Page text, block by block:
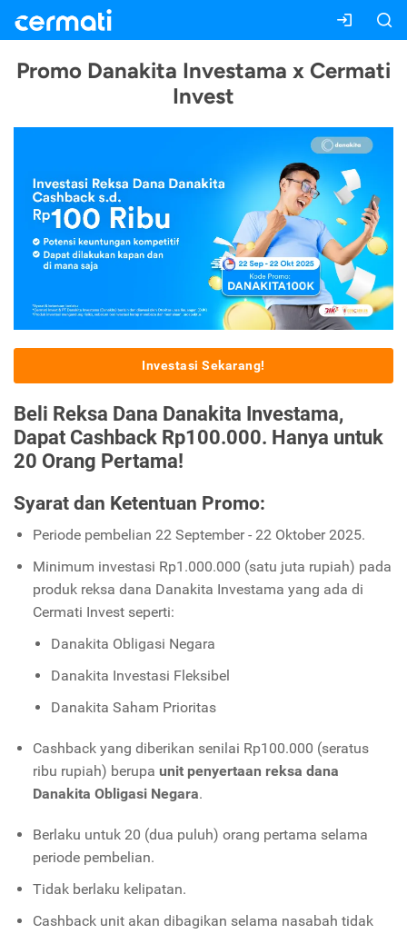
Promo Danakita Investama x Cermati
Invest
Investasi Sekarang!
Beli Reksa Dana Danakita Investama,
Dapat Cashback Rp100.000. Hanya untuk
20 Orang Pertama!
Syarat dan Ketentuan Promo:
Periode pembelian 22 September - 22 Oktober 2025.
Minimum investasi Rp1.000.000 (satu juta rupiah) pada
produk reksa dana Danakita Investama yang ada di
Cermati Invest seperti:
Danakita Obligasi Negara
Danakita Investasi Fleksibel
Danakita Saham Prioritas
Cashback yang diberikan senilai Rp100.000 (seratus
ribu rupiah) berupa unit penyertaan reksa dana
Danakita Obligasi Negara.
Berlaku untuk 20 (dua puluh) orang pertama selama
periode pembelian.
Tidak berlaku kelipatan.
Cashback unit akan dibagikan selama nasabah tidak